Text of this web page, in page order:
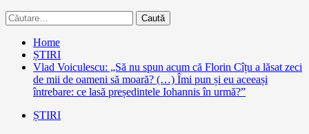
Caută
după:
Home
ȘTIRI
Vlad Voiculescu: „Să nu spun acum că Florin Cîțu a lăsat zeci
de mii de oameni să moară? (…) Îmi pun și eu aceeași
întrebare: ce lasă președintele Iohannis în urmă?”
ȘTIRI